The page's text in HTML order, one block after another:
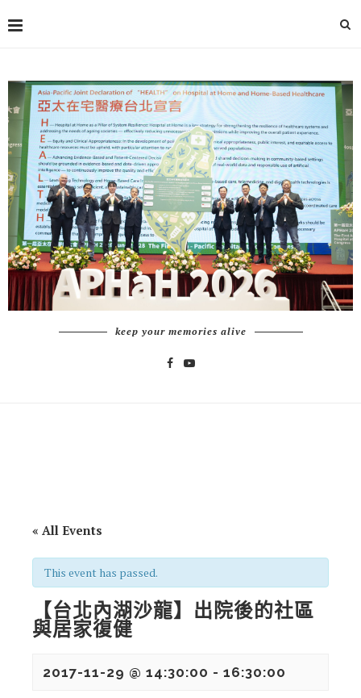
keep your memories alive
« All Events
This event has passed.
【台北內湖沙龍】出院後的社區
與居家復健
2017-11-29 @ 14:30:00 - 16:30:00